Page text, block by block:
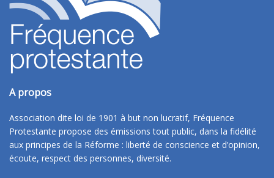
A propos
Association dite loi de 1901 à but non lucratif, Fréquence
Protestante propose des émissions tout public, dans la fidélité
aux principes de la Réforme : liberté de conscience et d’opinion,
écoute, respect des personnes, diversité.